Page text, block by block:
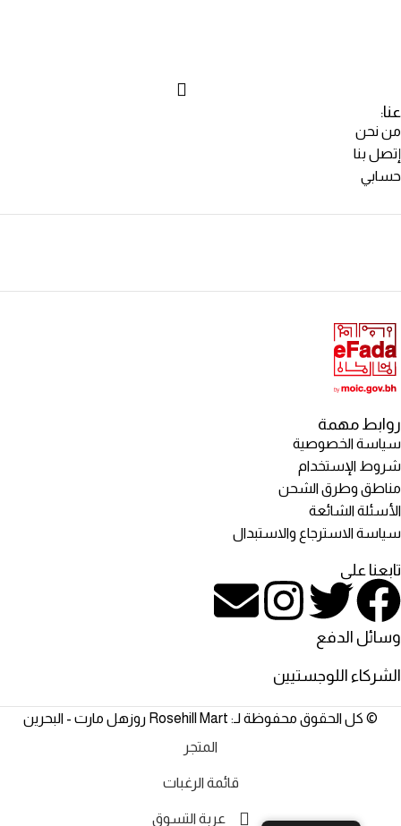
عنا:
من نحن
إتصل بنا
حسابي
روابط مهمة
سياسة الخصوصية
شروط الإستخدام
مناطق وطرق الشحن
الأسئلة الشائعة
سياسة الاسترجاع والاستبدال
تابعنا على
وسائل الدفع
الشركاء اللوجستيين
© كل الحقوق محفوظة لـ: Rosehill Mart روزهل مارت - البحرين
المتجر
قائمة الرغبات
عربة التسوق